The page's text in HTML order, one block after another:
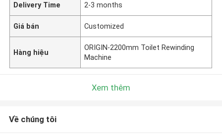
Delivery Time 2-3 months
Giá bán Customized
Hàng hiệu
ORIGIN-2200mm Toilet Rewinding
Machine
Xem thêm
Về chúng tôi